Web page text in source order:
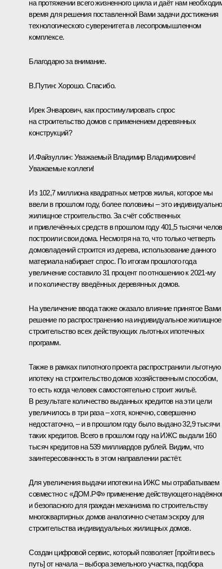
на протяжении всего жизненного цикла и даёт нам
время для решения поставленной Вами задачи достижения
технологического суверенитета в лесопромышленном
комплексе.
Благодарю за внимание.
В.Путин: Хорошо. Спасибо.
Ирек Энварович, как простимулировать спрос
на строительство домов с применением деревянных
конструкций?
И.Файзуллин: Уважаемый Владимир Владимирович!
Уважаемые коллеги!
Из 102,7 миллиона квадратных метров жилья, которое мы
ввели в прошлом году, более половины – это
жилищное строительство. За счёт собственных
и привлечённых средств в прошлом году 401,5 тысячи
построили свои дома. Несмотря на то, что только четверть
домовладений строится из дерева, использование данного
материала набирает спрос. По итогам прошлого года
увеличение составило 31 процент по отношению к 2021-му
и по количеству введённых деревянных домов.
На увеличение ввода также оказало влияние принятое Вами
решение по распространению на индивидуальное жилищное
строительство всех действующих льготных ипотечных
программ.
Также в рамках пилотного проекта распространили льготную
ипотеку на строительство домов хозяйственным способом,
то есть когда человек самостоятельно строит жильё.
В результате количество выданных кредитов на эти цели
увеличилось в три раза – хотя, конечно, совершенно
недостаточно, – и в прошлом году было выдано 32,9 тысячи
таких кредитов. Всего в прошлом году на ИЖС выдали 160
тысяч кредитов на 539 миллиардов рублей. Видим, что
заинтересованность в этом направлении растёт.
Для увеличения выдачи ипотеки на ИЖС мы отрабатываем
совместно с «ДОМ.РФ» применение действующего
и безопасного для граждан механизма по строительству
многоквартирных домов аналогично счетам эскроу для
строительства индивидуальных жилищных домов.
Создан цифровой сервис, который позволяет [пройти весь
путь] от начала – выбора земельного участка, подбора